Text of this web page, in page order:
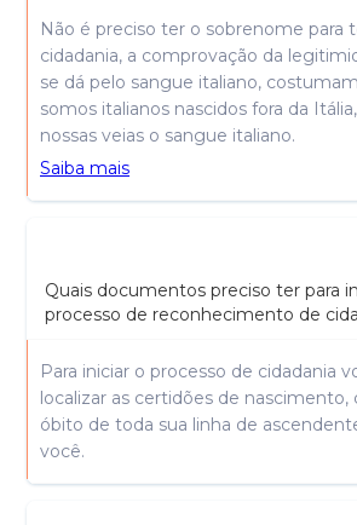
Não é preciso ter o sobrenome para
cidadania, a comprovação da
se dá pelo sangue italiano,
somos italianos nascidos fora da
nossas veias o sangue italiano.
Saiba mais
Quais documentos preciso ter para
processo de reconhecimento de
Para iniciar o processo de cidadania
localizar as certidões de nascimento,
óbito de toda sua linha de
você.